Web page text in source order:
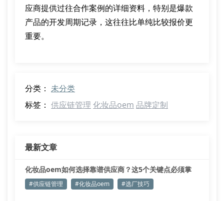
应商提供过往合作案例的详细资料，特别是爆款
产品的开发周期记录，这往往比单纯比较报价更
重要。
分类： 未分类
标签： 供应链管理 化妆品oem 品牌定制
最新文章
化妆品oem如何选择靠谱供应商？这5个关键点必须掌
握！
#供应链管理 #化妆品oem #选厂技巧